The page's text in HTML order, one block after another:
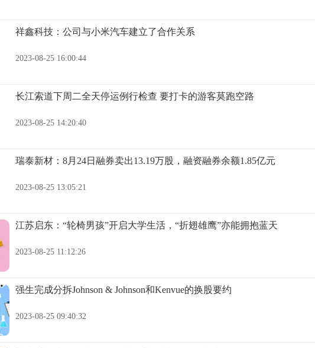
祥鑫科技：公司与小米汽车建立了合作关系
2023-08-25 16:00:44
长江索道下周二全天停运例行检查 要打卡的游客莫跑空路
2023-08-25 14:20:40
瑞泰新材：8月24日融券卖出13.19万股，融资融券余额1.85亿元
2023-08-25 13:05:21
江苏启东：“轮椅男孩”开启大学生活，“折翅雄鹰”亦能拥抱蓝天
2023-08-25 11:12:26
强生完成分拆Johnson & Johnson和Kenvue的换股要约
2023-08-25 09:40:32